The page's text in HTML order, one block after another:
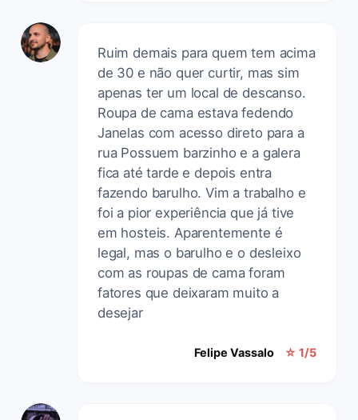
Ruim demais para quem tem acima
de 30 e não quer curtir, mas sim
apenas ter um local de descanso.
Roupa de cama estava fedendo
Janelas com acesso direto para a
rua Possuem barzinho e a galera
fica até tarde e depois entra
fazendo barulho. Vim a trabalho e
foi a pior experiência que já tive
em hosteis. Aparentemente é
legal, mas o barulho e o desleixo
com as roupas de cama foram
fatores que deixaram muito a
desejar
Felipe Vassalo ☆ 1/5